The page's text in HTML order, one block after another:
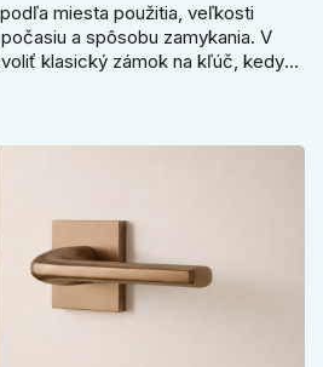
miesta použitia, veľkosti
a spôsobu zamykania. V
klasický zámok na kľúč, kedy
záhradnom domčeku neoplatí